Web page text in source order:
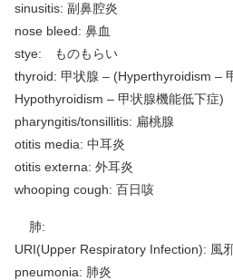
sinusitis: 副鼻腔炎
nose bleed: 鼻血
stye: ものもらい
thyroid: 甲状腺 – (Hyperthyroidism –
Hypothyroidism – 甲状腺機能低下症)
pharyngitis/tonsillitis: 扁桃腺
otitis media: 中耳炎
otitis externa: 外耳炎
whooping cough: 百日咳
肺:
URI(Upper Respiratory Infection): 風
pneumonia: 肺炎